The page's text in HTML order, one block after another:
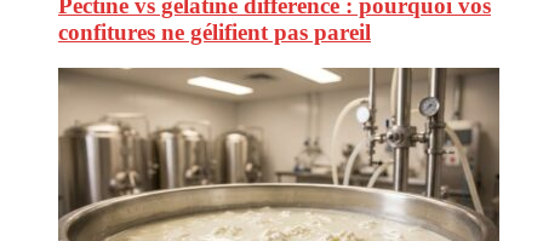
Pectine vs gélatine différence : pourquoi vos
confitures ne gélifient pas pareil